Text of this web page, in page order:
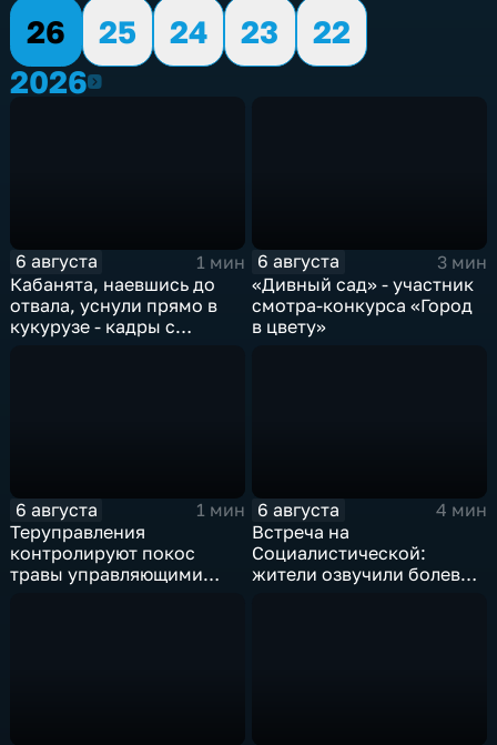
26
25 24 23
22
20262026
6 августа
1 мин
Кабанята, наевшись до
отвала, уснули прямо в
кукурузе - кадры с
6 августа
3 мин
«Дивный сад» - участник
смотра-конкурса «Город
в цвету»
6 августа
1 мин
Теруправления
контролируют покос
травы управляющими
6 августа
4 мин
Встреча на
Социалистической:
жители озвучили болевые